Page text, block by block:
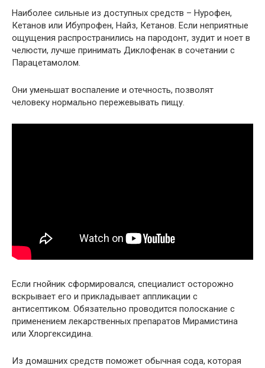
Наиболее сильные из доступных средств – Нурофен,
Кетанов или Ибупрофен, Найз, Кетанов. Если неприятные
ощущения распространились на пародонт, зудит и ноет в
челюсти, лучше принимать Диклофенак в сочетании с
Парацетамолом.
Они уменьшат воспаление и отечность, позволят
человеку нормально пережевывать пищу.
Если гнойник сформировался, специалист осторожно
вскрывает его и прикладывает аппликации с
антисептиком. Обязательно проводится полоскание с
применением лекарственных препаратов Мирамистина
или Хлоргексидина.
Из домашних средств поможет обычная сода, которая